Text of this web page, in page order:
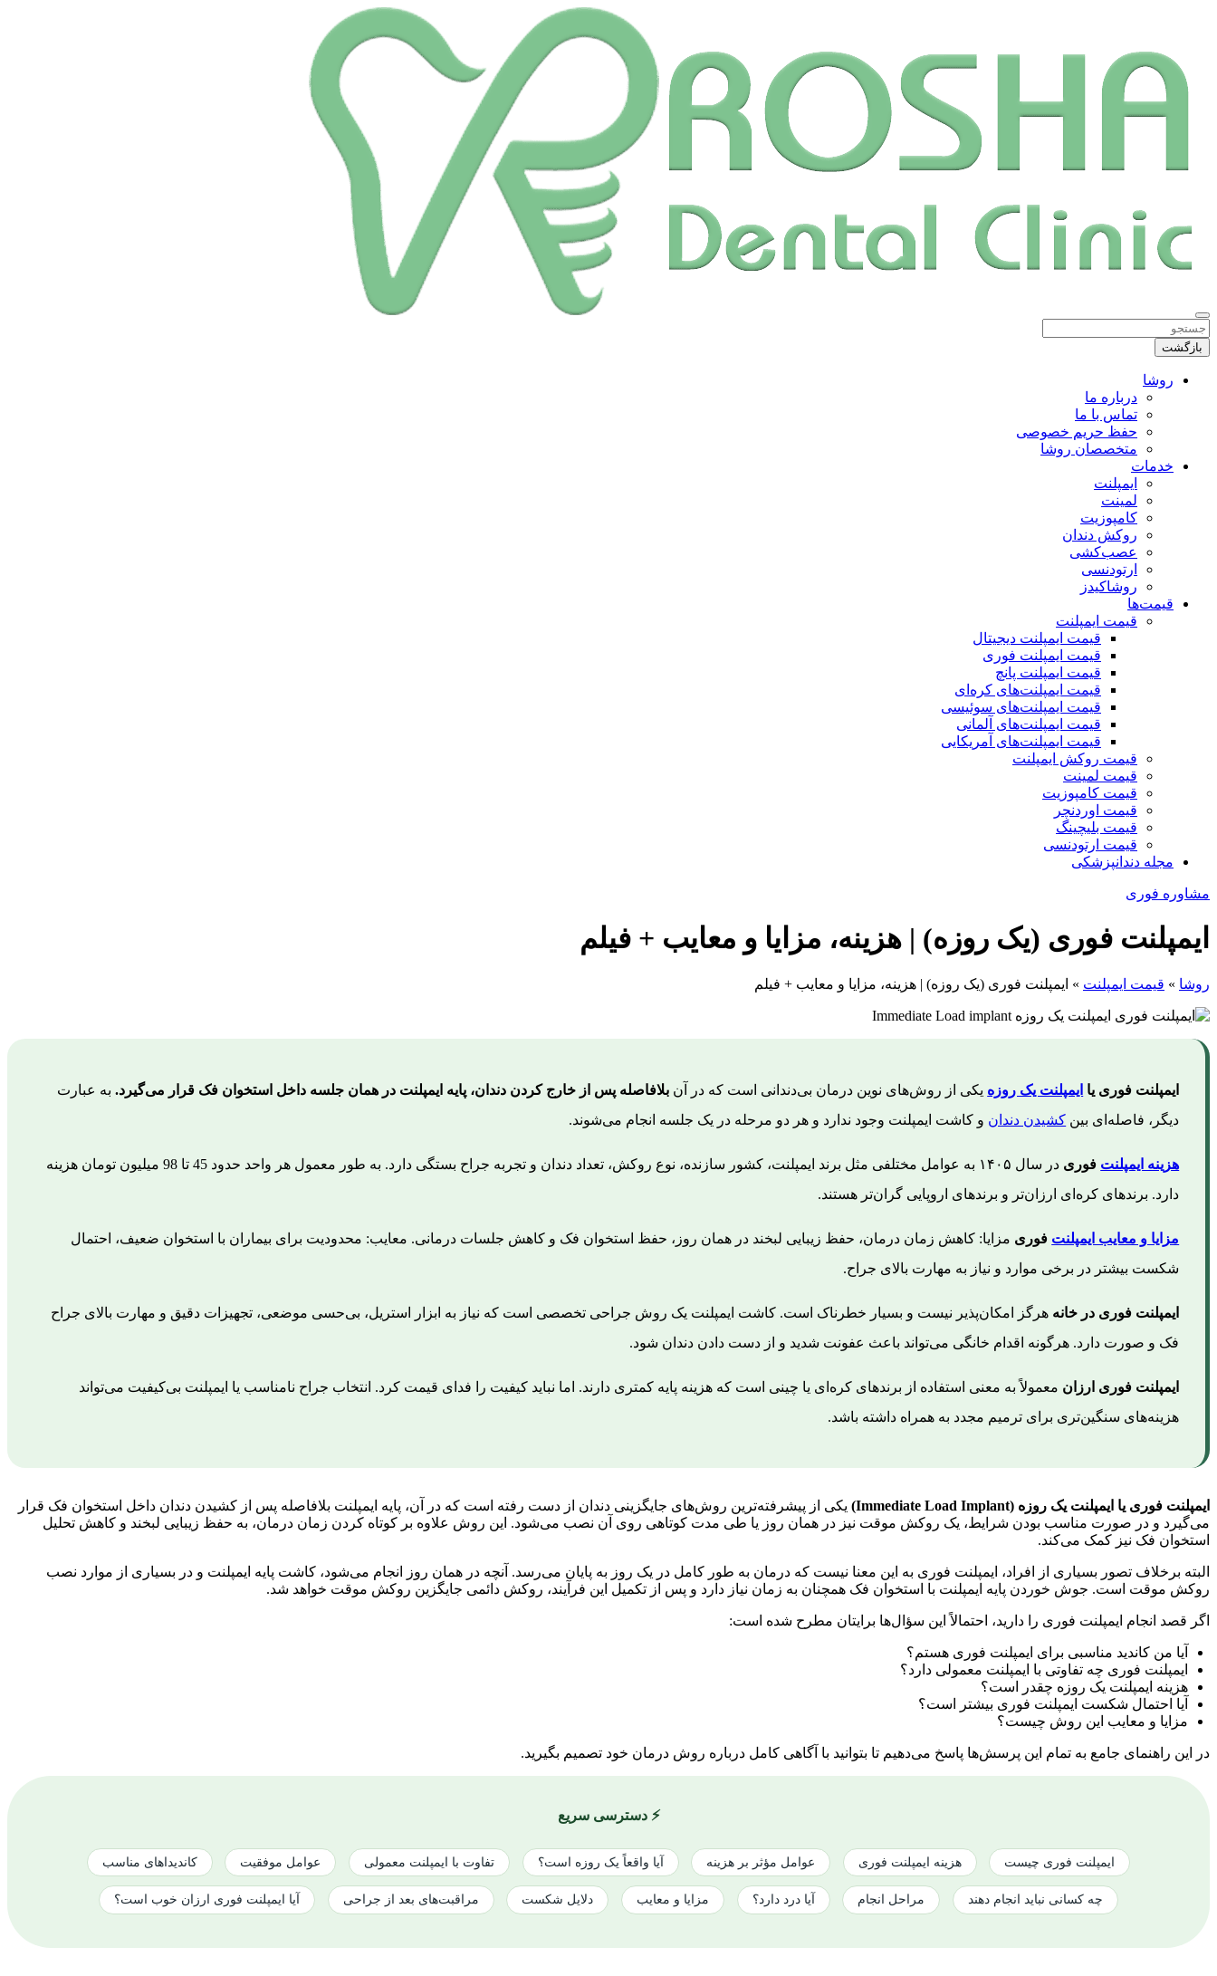
بازگشت
روشا
درباره ما
تماس با ما
حفظ حریم خصوصی
متخصصان روشا
خدمات
ایمپلنت
لمینت
کامپوزیت
روکش دندان
عصب‌کشی
ارتودنسی
روشاکیدز
قیمت‌ها
قیمت ایمپلنت
قیمت ایمپلنت دیجیتال
قیمت ایمپلنت فوری
قیمت ایمپلنت پانچ
قیمت ایمپلنت‌های کره‌ای
قیمت ایمپلنت‌های سوئیسی
قیمت ایمپلنت‌های آلمانی
قیمت ایمپلنت‌های آمریکایی
قیمت روکش ایمپلنت
قیمت لمینت
قیمت کامپوزیت
قیمت اوردنچر
قیمت بلیچینگ
قیمت ارتودنسی
مجله دندانپزشکی
مشاوره فوری
ایمپلنت فوری (یک روزه) | هزینه، مزایا و معایب + فیلم
روشا » قیمت ایمپلنت » ایمپلنت فوری (یک روزه) | هزینه، مزایا و معایب + فیلم
ایمپلنت فوری یا ایمپلنت یک روزه یکی از روش‌های نوین درمان بی‌دندانی است که در آن بلافاصله پس از خارج کردن دندان، پایه ایمپلنت در همان جلسه داخل استخوان فک قرار می‌گیرد.به عبارت
دیگر، فاصله‌ای بین کشیدن دندان و کاشت ایمپلنت وجود ندارد و هر دو مرحله در یک جلسه انجام می‌شوند.
هزینه ایمپلنت فوری
در سال ۱۴۰۵ به عوامل مختلفی مثل برند ایمپلنت، کشور سازنده، نوع روکش، تعداد دندان و تجربه جراح بستگی دارد. به طور معمول هر واحد حدود 45 تا 98 میلیون تومان هزینه
دارد. برندهای کره‌ای ارزان‌تر و برندهای اروپایی گران‌تر هستند.
مزایا و معایب ایمپلنت فوری مزایا: کاهش زمان درمان، حفظ زیبایی لبخند در همان روز، حفظ استخوان فک و کاهش جلسات درمانی. معایب: محدودیت برای بیماران با استخوان ضعیف، احتمال
شکست بیشتر در برخی موارد و نیاز به مهارت بالای جراح.
ایمپلنت فوری در خانه هرگز امکان‌پذیر نیست و بسیار خطرناک است. کاشت ایمپلنت یک روش جراحی تخصصی است که نیاز به ابزار استریل، بی‌حسی موضعی، تجهیزات دقیق و مهارت بالای جراح
فک و صورت دارد. هرگونه اقدام خانگی می‌تواند باعث عفونت شدید و از دست دادن دندان شود.
ایمپلنت فوری ارزان معمولاً به معنی استفاده از برندهای کره‌ای یا چینی است که هزینه پایه کمتری دارند. اما نباید کیفیت را فدای قیمت کرد. انتخاب جراح نامناسب یا ایمپلنت بی‌کیفیت می‌تواند
هزینه‌های سنگین‌تری برای ترمیم مجدد به همراه داشته باشد.
ایمپلنت فوری یا ایمپلنت یک روزه (Immediate Load Implant)
یکی از پیشرفته‌ترین روش‌های جایگزینی دندان از دست رفته است که در آن، پایه ایمپلنت بلافاصله پس از کشیدن دندان داخل استخوان فک قرار
می‌گیرد و در صورت مناسب بودن شرایط، یک روکش موقت نیز در همان روز یا طی مدت کوتاهی روی آن نصب می‌شود. این روش علاوه بر کوتاه کردن زمان درمان، به حفظ زیبایی لبخند و کاهش تحلیل
استخوان فک نیز کمک می‌کند.
البته برخلاف تصور بسیاری از افراد، ایمپلنت فوری به این معنا نیست که درمان به طور کامل در یک روز به پایان می‌رسد. آنچه در همان روز انجام می‌شود، کاشت پایه ایمپلنت و در بسیاری از موارد نصب
روکش موقت است. جوش خوردن پایه ایمپلنت با استخوان فک همچنان به زمان نیاز دارد و پس از تکمیل این فرآیند، روکش دائمی جایگزین روکش موقت خواهد شد.
اگر قصد انجام ایمپلنت فوری را دارید، احتمالاً این سؤال‌ها برایتان مطرح شده است:
آیا من کاندید مناسبی برای ایمپلنت فوری هستم؟
ایمپلنت فوری چه تفاوتی با ایمپلنت معمولی دارد؟
هزینه ایمپلنت یک روزه چقدر است؟
آیا احتمال شکست ایمپلنت فوری بیشتر است؟
مزایا و معایب این روش چیست؟
در این راهنمای جامع به تمام این پرسش‌ها پاسخ می‌دهیم تا بتوانید با آگاهی کامل درباره روش درمان خود تصمیم بگیرید.
⚡ دسترسی سریع
ایمپلنت فوری چیست هزینه ایمپلنت فوری عوامل مؤثر بر هزینه آیا واقعاً یک روزه است؟ تفاوت با ایمپلنت معمولی عوامل موفقیت کاندیداهای مناسب
چه کسانی نباید انجام دهند مراحل انجام آیا درد دارد؟ مزایا و معایب دلایل شکست مراقبت‌های بعد از جراحی آیا ایمپلنت فوری ارزان خوب است؟